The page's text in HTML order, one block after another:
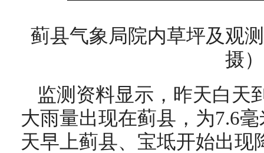
蓟县气象局院内草坪及观
摄）
监测资料显示，昨天白天
大雨量出现在蓟县，为7.6
天早上蓟县、宝坻开始出现